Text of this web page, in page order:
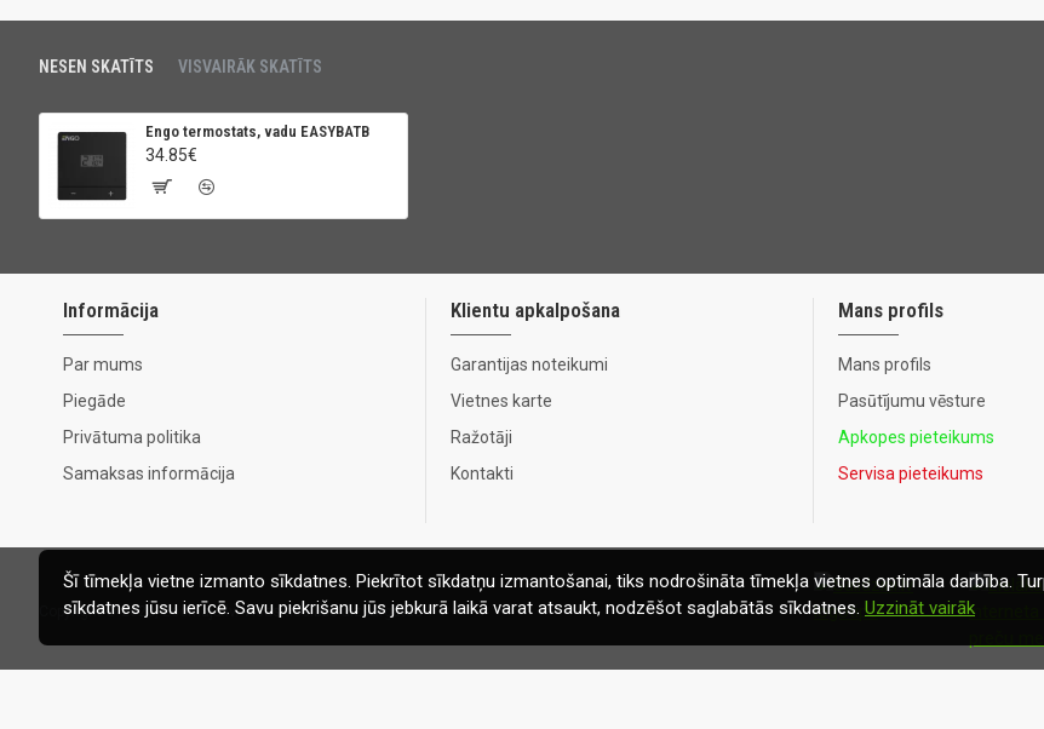
NESEN SKATĪTS VISVAIRĀK SKATĪTS
Engo termostats, vadu EASYBATB
34.85€
Informācija
Par mums
Piegāde
Privātuma politika
Samaksas informācija
Klientu apkalpošana
Garantijas noteikumi
Vietnes karte
Ražotāji
Kontakti
Mans profils
Mans profils
Pasūtījumu vēsture
Apkopes pieteikums
Servisa pieteikums
Copyright © 2020, Ecomaja.lv. Visas tiesības aizsargātas
Šī tīmekļa vietne izmanto sīkdatnes. Piekrītot sīkdatņu izmantošanai, tiks nodrošināta tīmekļa vietnes optimāla darbība.
sīkdatnes jūsu ierīcē. Savu piekrišanu jūs jebkurā laikā varat atsaukt, nodzēšot saglabātās sīkdatnes. Uzzināt vairāk